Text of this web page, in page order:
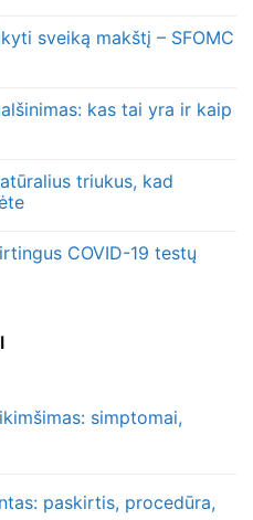
sveiką makštį – SFOMC
kas tai yra ir kaip
triukus, kad
COVID-19 testų
simptomai,
paskirtis, procedūra,